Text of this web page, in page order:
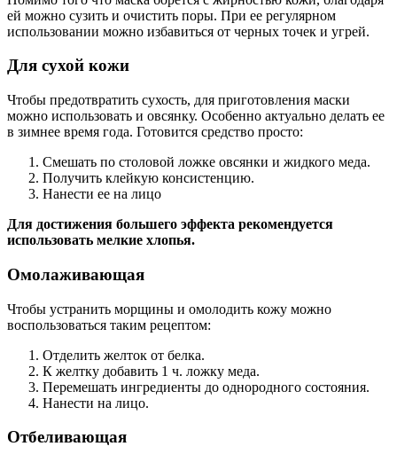
ей можно сузить и очистить поры. При ее регулярном
использовании можно избавиться от черных точек и угрей.
Для сухой кожи
Чтобы предотвратить сухость, для приготовления маски
можно использовать и овсянку. Особенно актуально делать ее
в зимнее время года. Готовится средство просто:
Смешать по столовой ложке овсянки и жидкого меда.
Получить клейкую консистенцию.
Нанести ее на лицо
Для достижения большего эффекта рекомендуется
использовать мелкие хлопья.
Омолаживающая
Чтобы устранить морщины и омолодить кожу можно
воспользоваться таким рецептом:
Отделить желток от белка.
К желтку добавить 1 ч. ложку меда.
Перемешать ингредиенты до однородного состояния.
Нанести на лицо.
Отбеливающая